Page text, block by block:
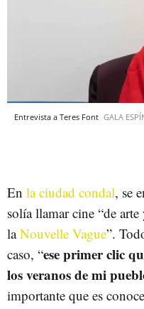
Entrevista a Teres Font GALA
En la ciudad condal, se
solía llamar cine “de
laNouvelle Vague”.
caso, “ese primer clic
los veranos de mi
importante que es